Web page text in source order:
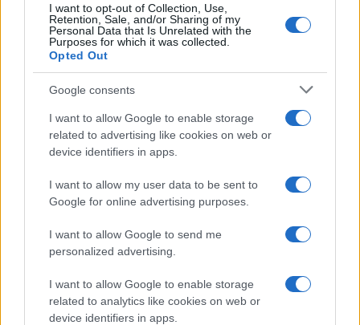
I want to opt-out of Collection, Use,
Retention, Sale, and/or Sharing of my
Personal Data that Is Unrelated with the
Purposes for which it was collected.
Opted Out
Google consents
I want to allow Google to enable storage
related to advertising like cookies on web or
device identifiers in apps.
I want to allow my user data to be sent to
Google for online advertising purposes.
I want to allow Google to send me
personalized advertising.
I want to allow Google to enable storage
related to analytics like cookies on web or
device identifiers in apps.
Incidente sulla strada provinciale ad Arzachena,
un ferito
Sangue, musica e solidarietà con Avis Olbia al
Meteo Olbia 9 agosto, temperature in calo
Salmo finisce in ospedale a Catania, ma il tour
va avanti: “Sicilia, ci sono”
Jovanotti, Gabry Ponte e Alfa: Olbia ombelico del
mondo per una notte